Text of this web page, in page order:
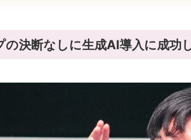
の決断なしに生成AI導入に成功